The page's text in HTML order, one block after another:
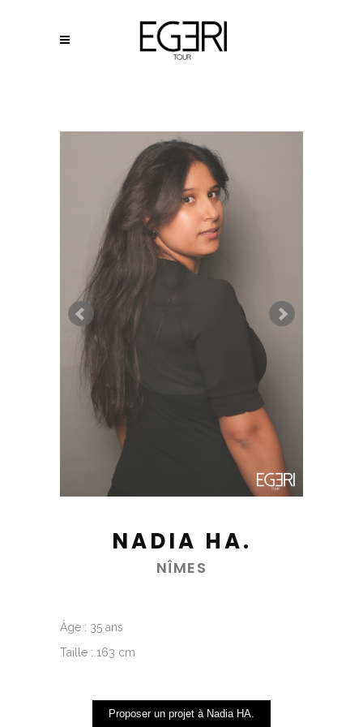
NADIA HA.
NÎMES
Âge : 35 ans
Taille : 163 cm
Proposer un projet à Nadia HA.